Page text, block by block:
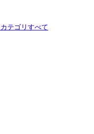
テゴリすべて